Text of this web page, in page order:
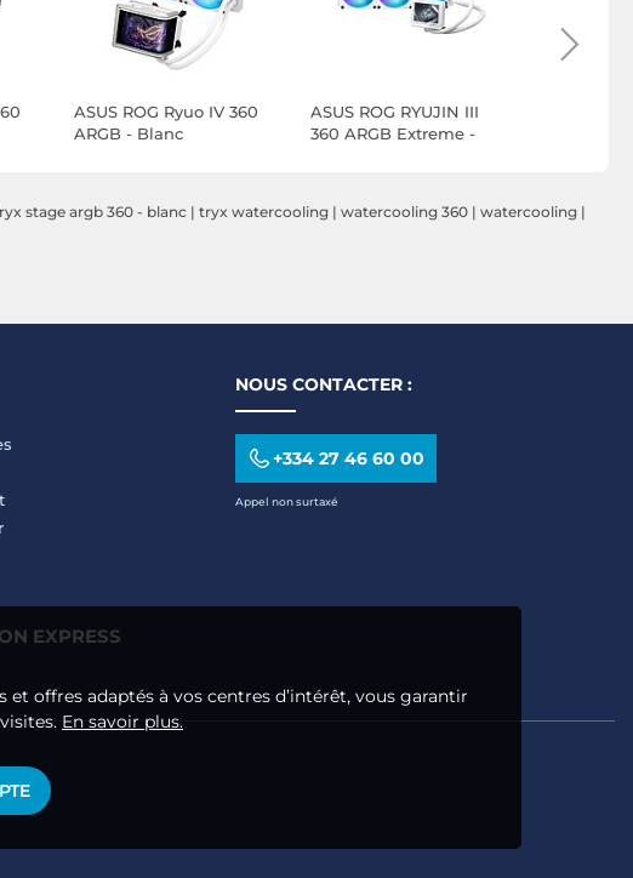
ASUS ROG Ryuo IV 360
ARGB - Blanc
ASUS ROG RYUJIN III
360 ARGB Extreme -
stage argb 360 - blanc | tryx watercooling | watercooling 360 | watercooling |
NOUS CONTACTER :
+334 27 46 60 00
Appel non surtaxé
EXPRESS
offres adaptés à vos centres d’intérêt, vous garantir
En savoir plus.